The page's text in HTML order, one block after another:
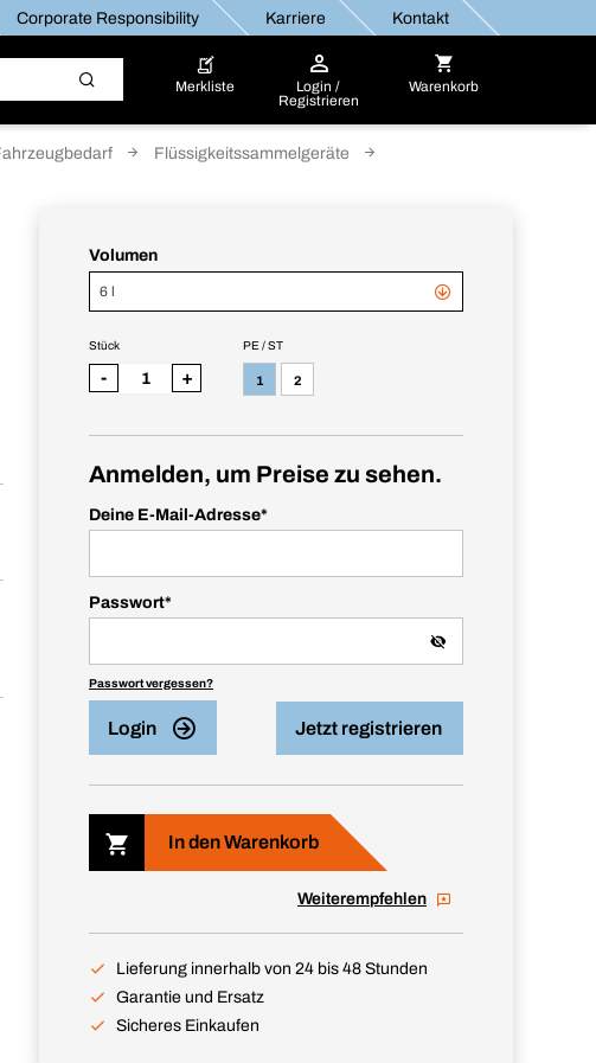
Corporate Responsibility Karriere Kontakt
Merkliste
Login /
Registrieren
Warenkorb
Flüssigkeitssammelgeräte
Volumen
6 l
PE / ST
1 2
Stück
- +
Anmelden, um Preise zu sehen.
Deine E-Mail-Adresse*
Passwort*
Passwort vergessen?
Login Jetzt registrieren
In den Warenkorb
Weiterempfehlen
Lieferung innerhalb von 24 bis 48 Stunden
Garantie und Ersatz
Sicheres Einkaufen